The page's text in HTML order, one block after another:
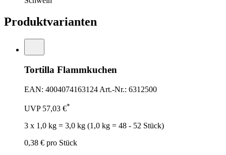
Produktvarianten
Tortilla Flammkuchen
EAN: 4004074163124 Art.-Nr.: 6312500
UVP 57,03 €*
3 x 1,0 kg = 3,0 kg (1,0 kg = 48 - 52 Stück)
0,38 € pro Stück